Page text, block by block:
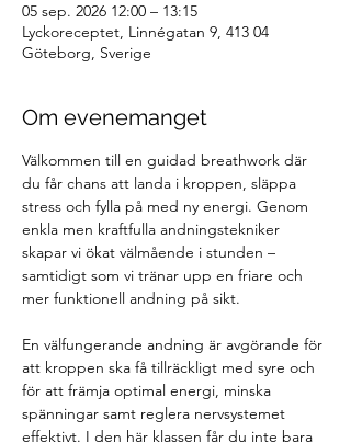
05 sep. 2026 12:00 – 13:15
Lyckoreceptet, Linnégatan 9, 413 04
Göteborg, Sverige
Om evenemanget
Välkommen till en guidad breathwork där
du får chans att landa i kroppen, släppa
stress och fylla på med ny energi. Genom
enkla men kraftfulla andningstekniker
skapar vi ökat välmående i stunden –
samtidigt som vi tränar upp en friare och
mer funktionell andning på sikt.
En välfungerande andning är avgörande för
att kroppen ska få tillräckligt med syre och
för att främja optimal energi, minska
spänningar samt reglera nervsystemet
effektivt. I den här klassen får du inte bara